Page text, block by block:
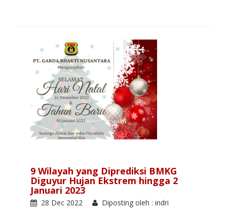
9 Wilayah yang Diprediksi BMKG
Diguyur Hujan Ekstrem hingga 2
Januari 2023
28 Dec 2022 Diposting oleh : indri